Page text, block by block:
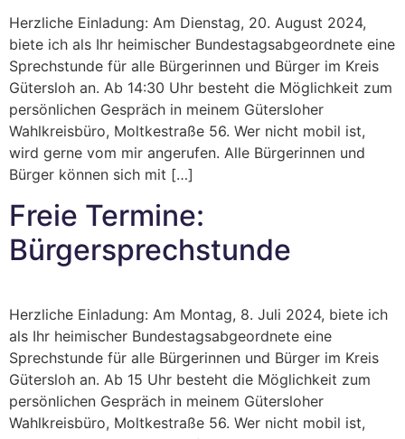
Herzliche Einladung: Am Dienstag, 20. August 2024,
biete ich als Ihr heimischer Bundestagsabgeordnete eine
Sprechstunde für alle Bürgerinnen und Bürger im Kreis
Gütersloh an. Ab 14:30 Uhr besteht die Möglichkeit zum
persönlichen Gespräch in meinem Gütersloher
Wahlkreisbüro, Moltkestraße 56. Wer nicht mobil ist,
wird gerne vom mir angerufen. Alle Bürgerinnen und
Bürger können sich mit […]
Freie Termine:
Bürgersprechstunde
Herzliche Einladung: Am Montag, 8. Juli 2024, biete ich
als Ihr heimischer Bundestagsabgeordnete eine
Sprechstunde für alle Bürgerinnen und Bürger im Kreis
Gütersloh an. Ab 15 Uhr besteht die Möglichkeit zum
persönlichen Gespräch in meinem Gütersloher
Wahlkreisbüro, Moltkestraße 56. Wer nicht mobil ist,